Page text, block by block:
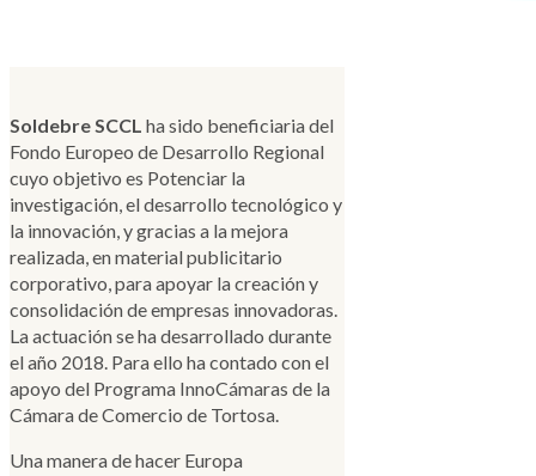
Soldebre SCCL ha sido beneficiaria del
Fondo Europeo de Desarrollo Regional
cuyo objetivo es Potenciar la
investigación, el desarrollo tecnológico y
la innovación, y gracias a la mejora
realizada, en material publicitario
corporativo, para apoyar la creación y
consolidación de empresas innovadoras.
La actuación se ha desarrollado durante
el año 2018. Para ello ha contado con el
apoyo del Programa InnoCámaras de la
Cámara de Comercio de Tortosa.
Una manera de hacer Europa